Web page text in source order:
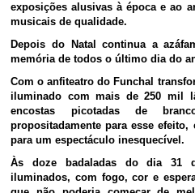
exposições alusivas à época e ao
musicais de qualidade.
Depois do Natal continua a
memória de todos o último dia do
Com o anfiteatro do Funchal
iluminado com mais de 250 mil
encostas picotadas de
propositadamente para esse
para um espectáculo inesquecível.
Às doze badaladas do dia 31
iluminados, com fogo, cor e